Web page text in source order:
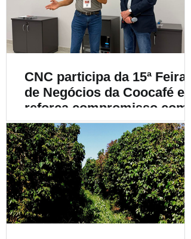
CNC participa da 15ª Feira
de Negócios da Coocafé e
reforça compromisso com
fortalecimento da
cafeicultura